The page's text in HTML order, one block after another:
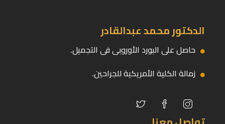
الدكتور محمد عبدالقادر
حاصل على البورد الأوروبى فى التجميل.
زمالة الكلية الأمريكية للجراحين.